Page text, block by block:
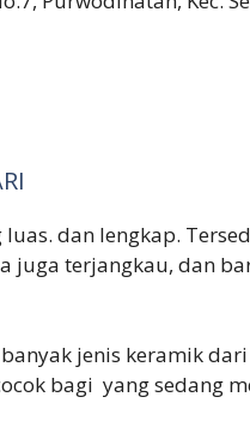
dan lengkap.
juga terjangkau, dan
jenis keramik
bagi yang sedang